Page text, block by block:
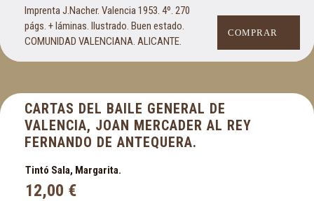
Imprenta J.Nacher. Valencia 1953. 4º. 270
págs. + láminas. Ilustrado. Buen estado.
COMUNIDAD VALENCIANA. ALICANTE.
COMPRAR
CARTAS DEL BAILE GENERAL DE
VALENCIA, JOAN MERCADER AL REY
FERNANDO DE ANTEQUERA.
Tintó Sala, Margarita.
12,00 €